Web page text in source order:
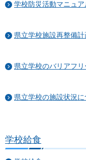
学校防災活動マニュ
県立学校施設再整備
県立学校のバリアフ
県立学校の施設状況に
学校給食